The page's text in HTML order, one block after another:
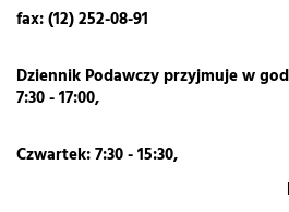
fax: (12) 252-08-91
Dziennik Podawczy przyjmuje w
7:30 - 17:00,
Czwartek: 7:30 - 15:30,
Piątek: 7:30